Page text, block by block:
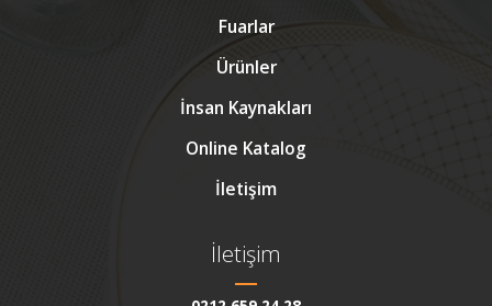
Fuarlar
Ürünler
İnsan Kaynakları
Online Katalog
İletişim
İletişim